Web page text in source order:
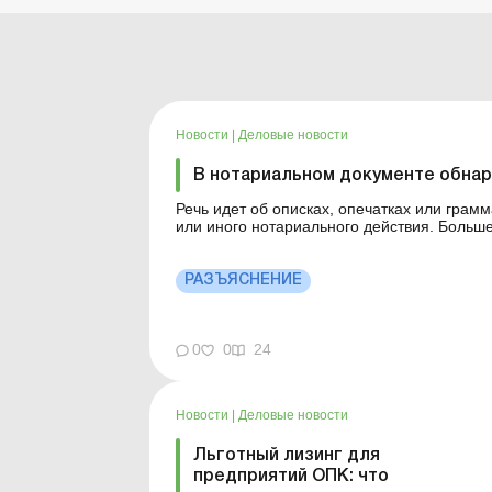
Новости Деловые новости
В нотариальном документе
Речь идет об описках, опечатках или
или иного нотариального действия. Больше по теме: Нужно ли нотариально
РАЗЪЯСНЕНИЕ
0 0 24
Новости Деловые новости
Льготный лизинг для
предприятий ОПК: что